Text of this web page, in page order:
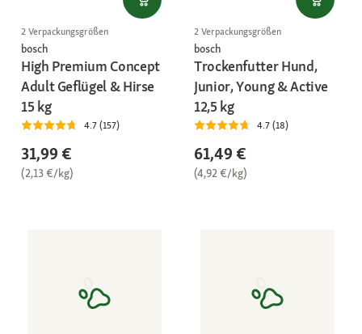
2 Verpackungsgrößen
bosch
High Premium Concept
Adult Geflügel & Hirse
15 kg
4.7 (157)
31,99 €
(2,13 €/kg)
2 Verpackungsgrößen
bosch
Trockenfutter Hund,
Junior, Young & Active
12,5 kg
4.7 (18)
61,49 €
(4,92 €/kg)